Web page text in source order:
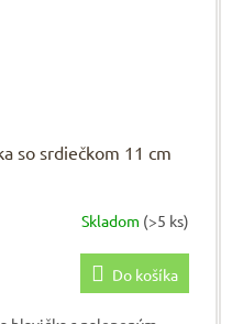
so srdiečkom 11 cm
Skladom (>5 ks)
Do košíka